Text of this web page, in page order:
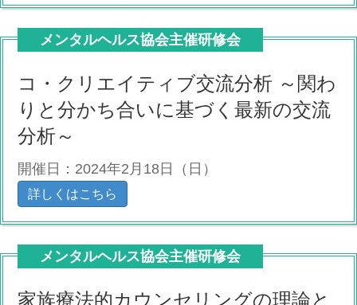
メンタルヘルス協会主催研修会
コ・クリエイティブ交流分析 ～関わ
りと分かち合いに基づく最新の交流
分析～
開催日：2024年2月18日（日）
詳しくはこちら
メンタルヘルス協会主催研修会
家族療法的カウンセリングの理論と